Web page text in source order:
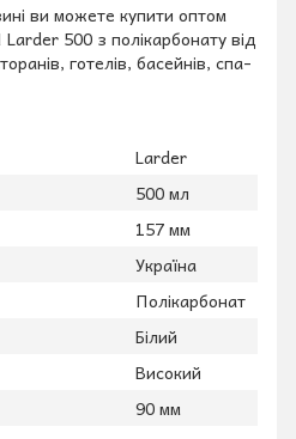
ви можете купити оптом
500 з полікарбонату від
готелів, басейнів, спа-
Larder
500 мл
157 мм
Україна
Полікарбонат
Білий
Високий
90 мм